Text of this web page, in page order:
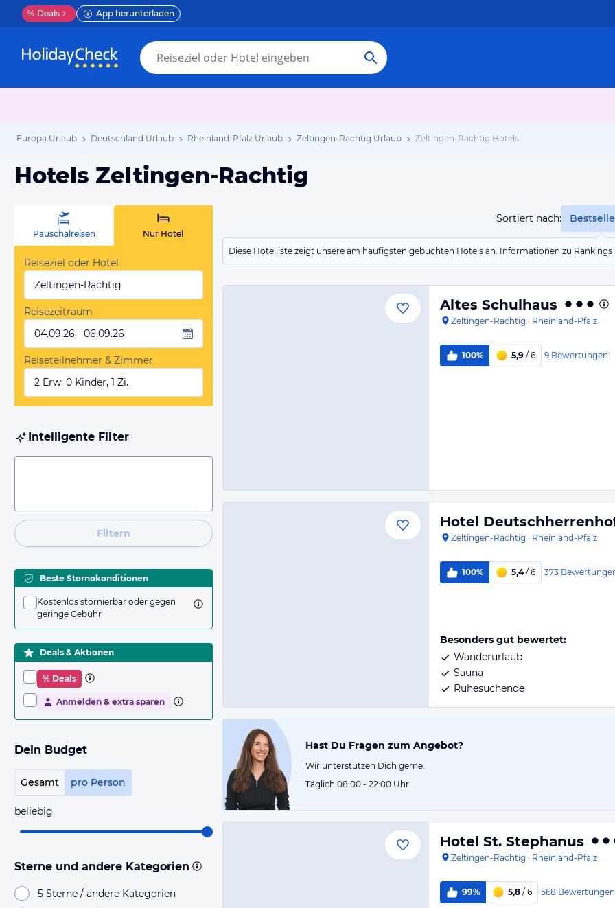
% Deals App herunterladen
Europa Urlaub Deutschland Urlaub Rheinland-Pfalz Urlaub Zeltingen-Rachtig Urlaub Zeltingen-Rachtig Hotels
Hotels Zeltingen-Rachtig
Sortiert nach:
Diese Hotelliste zeigt unsere am häufigsten gebuchten Hotels an. Informationen zu
Pauschalreisen Nur Hotel
Reiseziel oder Hotel
Zeltingen-Rachtig
Reisezeitraum
04.09.26 - 06.09.26
Reiseteilnehmer & Zimmer
2 Erw, 0 Kinder, 1 Zi.
Intelligente Filter
Filtern
Beste Stornokonditionen
Kostenlos stornierbar oder gegen
geringe Gebühr
Deals & Aktionen
% Deals
Anmelden & extra sparen
Dein Budget
Gesamt pro Person
beliebig
Sterne und andere Kategorien
5 Sterne / andere Kategorien
Altes Schulhaus
Zeltingen-Rachtig · Rheinland-Pfalz
100% 5,9 / 6 9 Bewertungen
Hotel
Zeltingen-Rachtig · Rheinland-Pfalz
100% 5,4/ 6 373
Besonders gut bewertet:
Wanderurlaub
Sauna
Ruhesuchende
Hast Du Fragen zum Angebot?
Wir unterstützen Dich gerne.
Täglich 08:00 - 22:00 Uhr.
Hotel St. Stephanus
Zeltingen-Rachtig · Rheinland-Pfalz
99% 5,8 / 6 568 Bewertungen